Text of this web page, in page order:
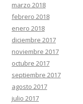
marzo 2018
febrero 2018
enero 2018
diciembre 2017
noviembre 2017
octubre 2017
septiembre 2017
agosto 2017
julio 2017